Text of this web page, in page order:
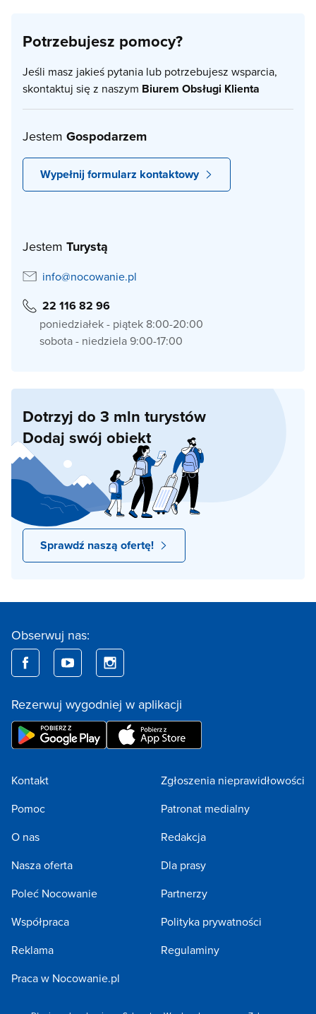
Potrzebujesz pomocy?
Jeśli masz jakieś pytania lub potrzebujesz wsparcia,
skontaktuj się z naszym Biurem Obsługi Klienta
Jestem Gospodarzem
Wypełnij formularz kontaktowy
Jestem Turystą
info@nocowanie.pl
22 116 82 96
poniedziałek - piątek 8:00-20:00
sobota - niedziela 9:00-17:00
Dotrzyj do 3 mln turystów
Dodaj swój obiekt
Sprawdź naszą ofertę!
Obserwuj nas:
Rezerwuj wygodniej w aplikacji
Kontakt
Pomoc
O nas
Nasza oferta
Poleć Nocowanie
Współpraca
Reklama
Praca w Nocowanie.pl
Zgłoszenia nieprawidłowości
Patronat medialny
Redakcja
Dla prasy
Partnerzy
Polityka prywatności
Regulaminy